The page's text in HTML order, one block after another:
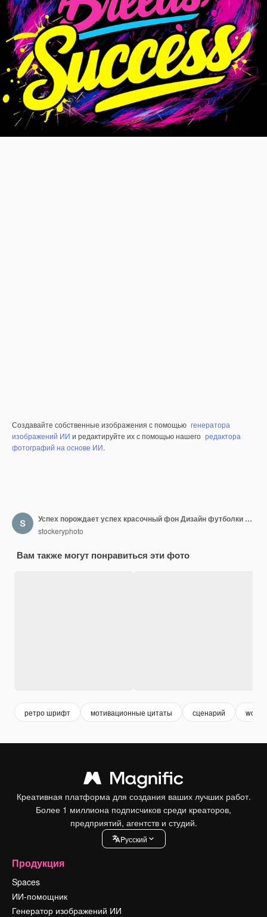
Создавайте собственные изображения с помощью генератора
изображений ИИ и редактируйте их с помощью нашего редактора
фотографий на основе ИИ.
Успех порождает успех красочный фон Дизайн футболки Мотивационная цитата Иллюстрация Типография
stockeryphoto
Вам также могут понравиться эти фото
ретро шрифт мотивационные цитаты сценарий word
Креативная платформа для создания ваших лучших работ.
Более 1 миллиона подписчиков среди креаторов,
предприятий, агентств и студий.
Pусский
Продукция
Spaces
ИИ-помощник
Генератор изображений ИИ